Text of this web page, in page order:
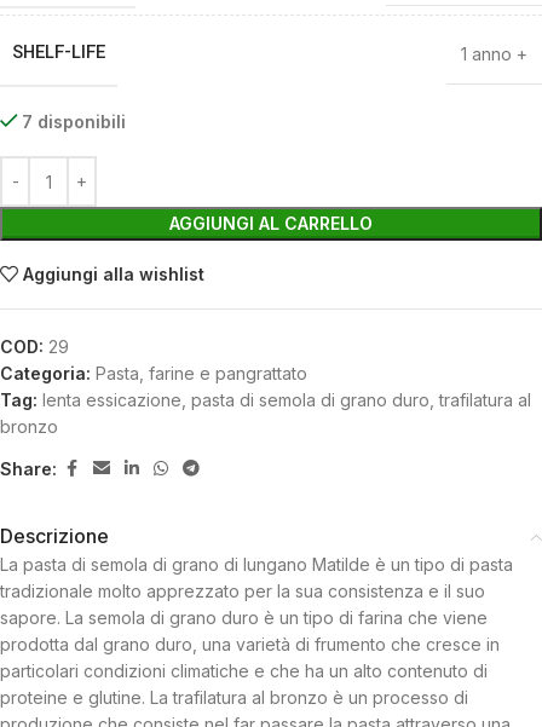
SHELF-LIFE 1 anno +
7 disponibili
AGGIUNGI AL CARRELLO
Aggiungi alla wishlist
COD: 29
Categoria: Pasta, farine e pangrattato
Tag: lenta essicazione, pasta di semola di grano duro, trafilatura al
bronzo
Share:
Descrizione
La pasta di semola di grano di Iungano Matilde è un tipo di pasta
tradizionale molto apprezzato per la sua consistenza e il suo
sapore. La semola di grano duro è un tipo di farina che viene
prodotta dal grano duro, una varietà di frumento che cresce in
particolari condizioni climatiche e che ha un alto contenuto di
proteine e glutine. La trafilatura al bronzo è un processo di